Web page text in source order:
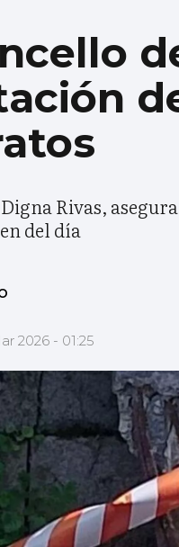
Rivas,
del día
2026 - 01:25